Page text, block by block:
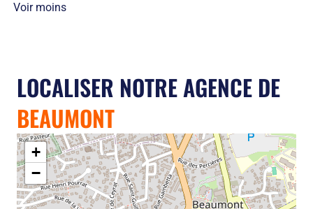
Voir moins
+
−
LOCALISER NOTRE AGENCE DE
BEAUMONT